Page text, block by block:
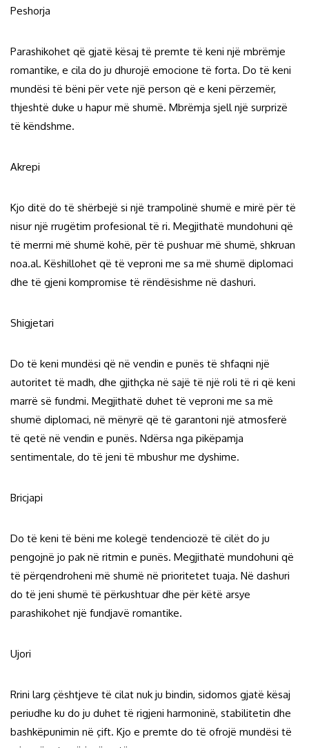
Peshorja
Parashikohet që gjatë kësaj të premte të keni një mbrëmje
romantike, e cila do ju dhurojë emocione të forta. Do të keni
mundësi të bëni për vete një person që e keni përzemër,
thjeshtë duke u hapur më shumë. Mbrëmja sjell një surprizë
të këndshme.
Akrepi
Kjo ditë do të shërbejë si një trampolinë shumë e mirë për të
nisur një rrugëtim profesional të ri. Megjithatë mundohuni që
të merrni më shumë kohë, për të pushuar më shumë, shkruan
noa.al. Këshillohet që të veproni me sa më shumë diplomaci
dhe të gjeni kompromise të rëndësishme në dashuri.
Shigjetari
Do të keni mundësi që në vendin e punës të shfaqni një
autoritet të madh, dhe gjithçka në sajë të një roli të ri që keni
marrë së fundmi. Megjithatë duhet të veproni me sa më
shumë diplomaci, në mënyrë që të garantoni një atmosferë
të qetë në vendin e punës. Ndërsa nga pikëpamja
sentimentale, do të jeni të mbushur me dyshime.
Bricjapi
Do të keni të bëni me kolegë tendenciozë të cilët do ju
pengojnë jo pak në ritmin e punës. Megjithatë mundohuni që
të përqendroheni më shumë në prioritetet tuaja. Në dashuri
do të jeni shumë të përkushtuar dhe për këtë arsye
parashikohet një fundjavë romantike.
Ujori
Rrini larg çështjeve të cilat nuk ju bindin, sidomos gjatë kësaj
periudhe ku do ju duhet të rigjeni harmoninë, stabilitetin dhe
bashkëpunimin në çift. Kjo e premte do të ofrojë mundësi të